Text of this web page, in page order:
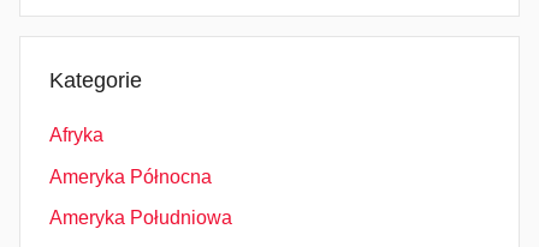
Kategorie
Afryka
Ameryka Północna
Ameryka Południowa